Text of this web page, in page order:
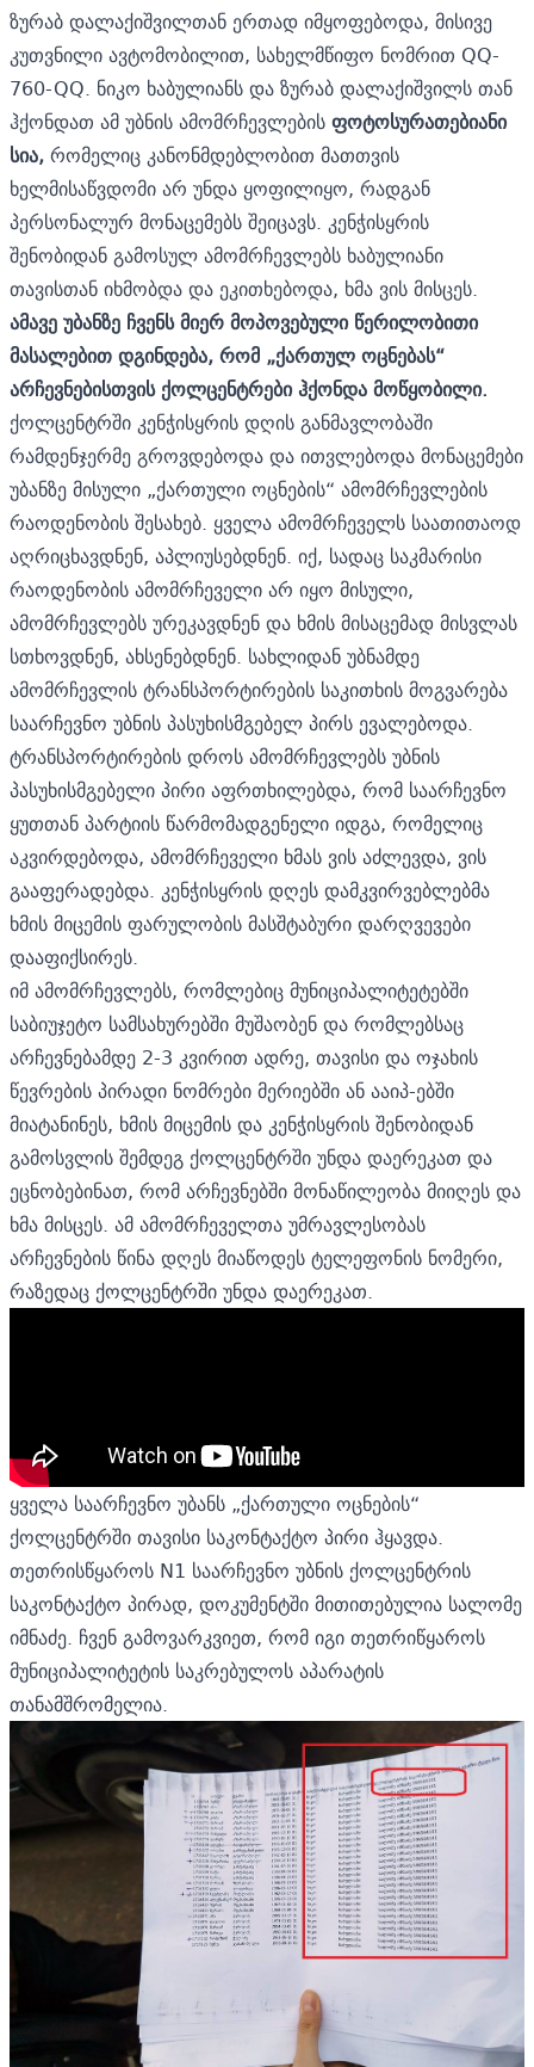
ზურაბ დალაქიშვილთან ერთად იმყოფებოდა, მისივე
კუთვნილი ავტომობილით, სახელმწიფო ნომრით QQ-
760-QQ. ნიკო ხაბულიანს და ზურაბ დალაქიშვილს თან
ჰქონდათ ამ უბნის ამომრჩევლებისფოტოსურათებიანი
სია,რომელიც კანონმდებლობით მათთვის
ხელმისაწვდომი არ უნდა ყოფილიყო, რადგან
პერსონალურ მონაცემებს შეიცავს. კენჭისყრის
შენობიდან გამოსულ ამომრჩევლებს ხაბულიანი
თავისთან იხმობდა და ეკითხებოდა, ხმა ვის მისცეს.
ამავე უბანზე ჩვენს მიერ მოპოვებული წერილობითი
მასალებით დგინდება, რომ „ქართულ ოცნებას“
არჩევნებისთვის ქოლცენტრები ჰქონდა მოწყობილი.
ქოლცენტრში კენჭისყრის დღის განმავლობაში
რამდენჯერმე გროვდებოდა და ითვლებოდა მონაცემები
უბანზე მისული „ქართული ოცნების“ ამომრჩევლების
რაოდენობის შესახებ. ყველა ამომრჩეველს საათითაოდ
აღრიცხავდნენ, აპლიუსებდნენ. იქ, სადაც საკმარისი
რაოდენობის ამომრჩეველი არ იყო მისული,
ამომრჩევლებს ურეკავდნენ და ხმის მისაცემად მისვლას
სთხოვდნენ, ახსენებდნენ. სახლიდან უბნამდე
ამომრჩევლის ტრანსპორტირების საკითხის მოგვარება
საარჩევნო უბნის პასუხისმგებელ პირს ევალებოდა.
ტრანსპორტირების დროს ამომრჩევლებს უბნის
პასუხისმგებელი პირი აფრთხილებდა, რომ საარჩევნო
ყუთთან პარტიის წარმომადგენელი იდგა, რომელიც
აკვირდებოდა, ამომრჩეველი ხმას ვის აძლევდა, ვის
გააფერადებდა. კენჭისყრის დღეს დამკვირვებლებმა
ხმის მიცემის ფარულობის მასშტაბური დარღვევები
დააფიქსირეს.
იმ ამომრჩევლებს, რომლებიც მუნიციპალიტეტებში
საბიუჯეტო სამსახურებში მუშაობენ და რომლებსაც
არჩევნებამდე 2-3 კვირით ადრე, თავისი და ოჯახის
წევრების პირადი ნომრები მერიებში ან ააიპ-ებში
მიატანინეს, ხმის მიცემის და კენჭისყრის შენობიდან
გამოსვლის შემდეგ ქოლცენტრში უნდა დაერეკათ და
ეცნობებინათ, რომ არჩევნებში მონაწილეობა მიიღეს და
ხმა მისცეს. ამ ამომრჩეველთა უმრავლესობას
არჩევნების წინა დღეს მიაწოდეს ტელეფონის ნომერი,
რაზედაც ქოლცენტრში უნდა დაერეკათ.
ყველა საარჩევნო უბანს „ქართული ოცნების“
ქოლცენტრში თავისი საკონტაქტო პირი ჰყავდა.
თეთრისწყაროს N1 საარჩევნო უბნის ქოლცენტრის
საკონტაქტო პირად, დოკუმენტში მითითებულია სალომე
იმნაძე. ჩვენ გამოვარკვიეთ, რომ იგი თეთრიწყაროს
მუნიციპალიტეტის საკრებულოს აპარატის
თანამშრომელია.